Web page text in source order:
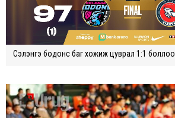
Сэлэнгэ бодонс баг хожиж цуврал 1:1 боллоо